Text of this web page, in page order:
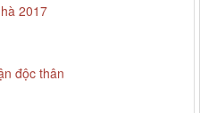
2017
độc thân